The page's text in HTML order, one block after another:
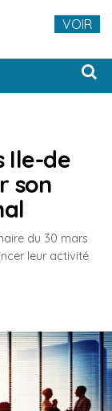
Ile-de
son
du 30 mars
leur activité
VOIR